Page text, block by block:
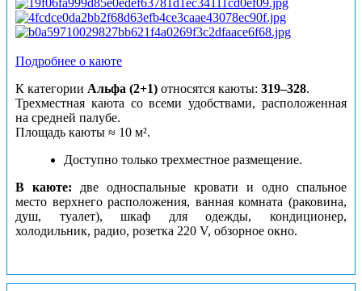
Подробнее о каюте
К категории Альфа (2+1) относятся каюты: 319–328.
Трехместная каюта со всеми удобствами, расположенная
на средней палубе.
Площадь каюты ≈ 10 м².
Доступно только трехместное размещение.
В каюте: две односпальные кровати и одно спальное
место верхнего расположения, ванная комната (раковина,
душ, туалет), шкаф для одежды, кондиционер,
холодильник, радио, розетка 220 V, обзорное окно.